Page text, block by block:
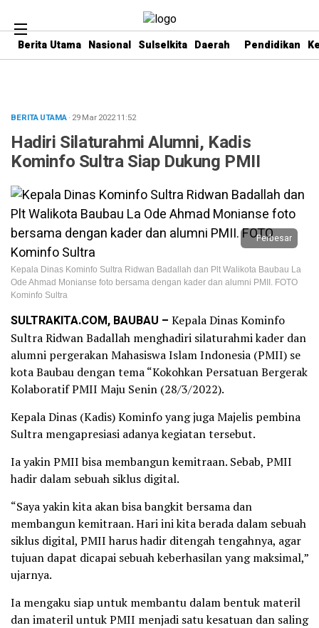
Berita Utama Nasional Sulselkita Daerah Pendidikan
BERITA UTAMA· 29 Mar 202211:52
Hadiri Silaturahmi Alumni, Kadis
Kominfo Sultra Siap Dukung PMII
Perbesar
Kepala Dinas Kominfo Sultra Ridwan Badallah dan Plt Walikota Baubau La
Ode Ahmad Monianse foto bersama dengan kader dan alumni PMII. FOTO
Kominfo Sultra
SULTRAKITA.COM, BAUBAU – Kepala Dinas Kominfo
Sultra Ridwan Badallah menghadiri silaturahmi kader dan
alumni pergerakan Mahasiswa Islam Indonesia (PMII) se
kota Baubau dengan tema “Kokohkan Persatuan Bergerak
Kolaboratif PMII Maju Senin (28/3/2022).
Kepala Dinas (Kadis) Kominfo yang juga Majelis pembina
Sultra mengapresiasi adanya kegiatan tersebut.
Ia yakin PMII bisa membangun kemitraan. Sebab, PMII
hadir dalam sebuah siklus digital.
“Saya yakin kita akan bisa bangkit bersama dan
membangun kemitraan. Hari ini kita berada dalam sebuah
siklus digital, PMII harus hadir ditengah tengahnya, agar
tujuan dapat dicapai sebuah keberhasilan yang maksimal,”
ujarnya.
Ia mengaku siap untuk membantu dalam bentuk materil
dan imateril untuk PMII menjadi satu kesatuan dan saling